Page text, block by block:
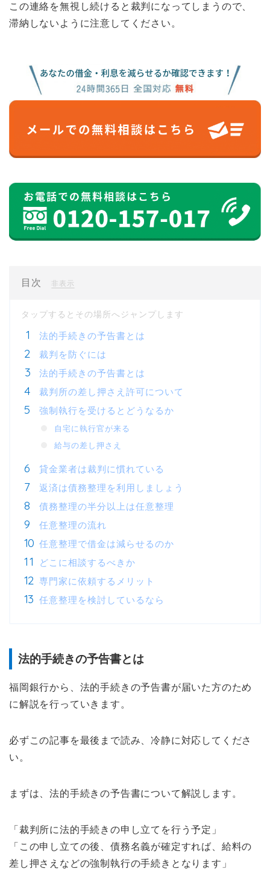
この連絡を無視し続けると裁判になってしまうので、
滞納しないように注意してください。
目次 非表示
法的手続きの予告書とは
裁判を防ぐには
法的手続きの予告書とは
裁判所の差し押さえ許可について
強制執行を受けるとどうなるか
自宅に執行官が来る
給与の差し押さえ
貸金業者は裁判に慣れている
返済は債務整理を利用しましょう
債務整理の半分以上は任意整理
任意整理の流れ
任意整理で借金は減らせるのか
どこに相談するべきか
専門家に依頼するメリット
任意整理を検討しているなら
法的手続きの予告書とは
福岡銀行から、法的手続きの予告書が届いた方のため
に解説を行っていきます。
必ずこの記事を最後まで読み、冷静に対応してくださ
い。
まずは、法的手続きの予告書について解説します。
「裁判所に法的手続きの申し立てを行う予定」
「この申し立ての後、債務名義が確定すれば、給料の
差し押さえなどの強制執行の手続きとなります」